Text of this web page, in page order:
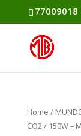
77009018
Home /
CO2/ 150W –